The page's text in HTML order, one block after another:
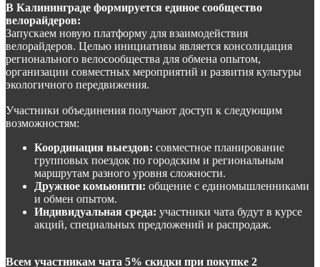
В Калининграде формируется единое сообщество
велорайдеров:
Запускаем новую платформу для взаимодействия
велорайдеров. Целью инициативы является консолидация
регионального велосообщества для обмена опытом,
организации совместных мероприятий и развития культуры
экологичного передвижения.
Участники объединения получают доступ к следующим
возможностям:
Координация выездов: совместное планирование
групповых поездок по городским и региональным
маршрутам разного уровня сложности.
Дружное комьюнити: общение с единомышленниками
и обмен опытом.
Индивидуальная среда: участники чата будут в курсе
акций, специальных предложений и распродаж.
Всем участникам чата 5% скидки при покупке 2